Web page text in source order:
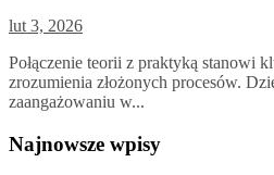
lut 3, 2026
Połączenie teorii z praktyką stanowi klucz do głębszego
zrozumienia złożonych procesów.
zaangażowaniu w...
Najnowsze wpisy